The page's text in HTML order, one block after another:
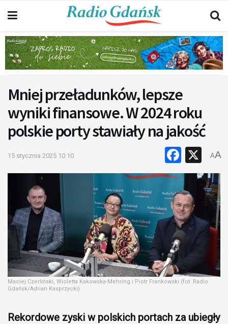
Mniej przeładunków, lepsze
wyniki finansowe. W 2024 roku
polskie porty stawiały na jakość
15 stycznia 2025 10:10 X
AA
Maciej Czerliński, Wioletta Kakowska-Mehring i Piotr Frankowski (fot. Radio
Gdańsk/Adrian Kasprzycki)
Rekordowe zyski w polskich portach za ubiegły